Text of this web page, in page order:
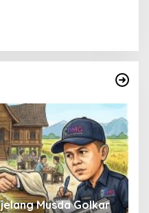
Musda Golkar